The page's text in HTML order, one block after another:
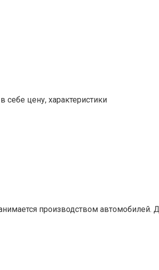
себе цену, характеристики
производством автомобилей.